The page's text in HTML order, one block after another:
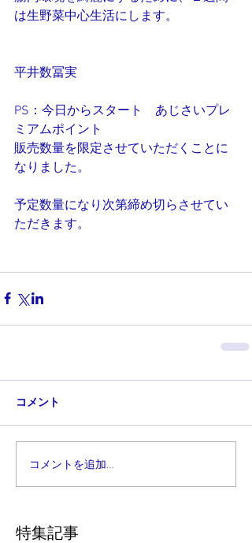
は生野菜中心生活にします。
平井数冨実
PS：今日からスタート　あじさいプレ
ミアムポイント
販売数量を限定させていただくことに
なりました。
予定数量になり次第締め切らさせてい
ただきます。
コメント
コメントを追加…
特集記事